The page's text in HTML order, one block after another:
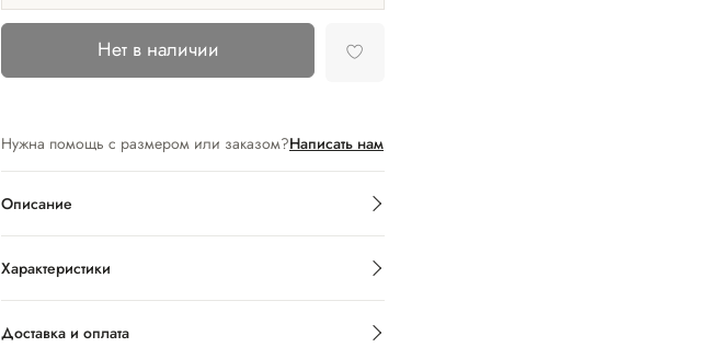
Нет в наличии
Нужна помощь с размером или заказом?Написать нам
Описание
Характеристики
Доставка и оплата